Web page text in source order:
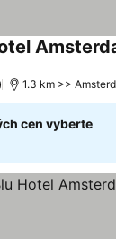
1.3 km >>
cen vyberte